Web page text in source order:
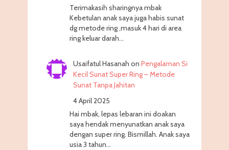
Terimakasih sharingnya mbak
Kebetulan anak saya juga habis sunat
dg metode ring ,masuk 4 hari di area
ring keluar darah…
Usaifatul Hasanah on Pengalaman Si
Kecil Sunat Super Ring – Metode
Sunat Tanpa Jahitan
4 April 2025
Hai mbak, lepas lebaran ini doakan
saya hendak menyunatkan anak saya
dengan super ring. Bismillah. Anak saya
usia 3 tahun…